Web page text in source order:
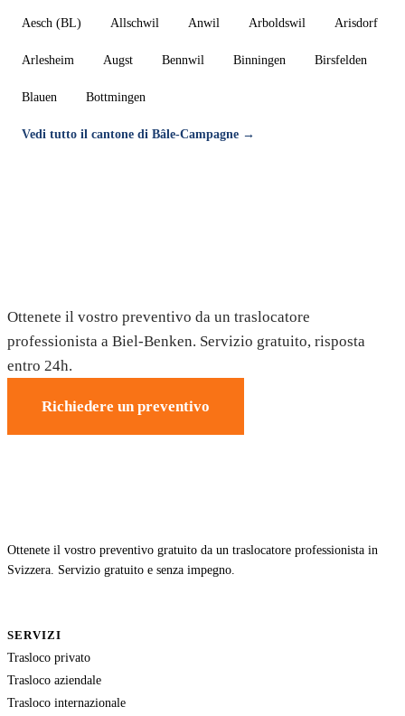
Aesch (BL) Allschwil Anwil Arboldswil Arisdorf
Arlesheim Augst Bennwil Binningen Birsfelden
Blauen Bottmingen
Vedi tutto il cantone di Bâle-Campagne →
Ottenete il vostro preventivo da un traslocatore
professionista a Biel-Benken. Servizio gratuito, risposta
entro 24h.
Richiedere un preventivo
Ottenete il vostro preventivo gratuito da un traslocatore professionista in
Svizzera. Servizio gratuito e senza impegno.
SERVIZI
Trasloco privato
Trasloco aziendale
Trasloco internazionale